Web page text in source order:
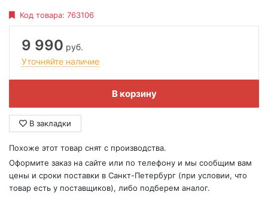
Код товара: 763106
9 990 руб.
Уточняйте наличие
В корзину
В закладки
Похоже этот товар снят с производства.
Оформите заказ на сайте или по телефону и мы сообщим вам
цены и сроки поставки в Санкт-Петербург (при условии, что
товар есть у поставщиков), либо подберем аналог.